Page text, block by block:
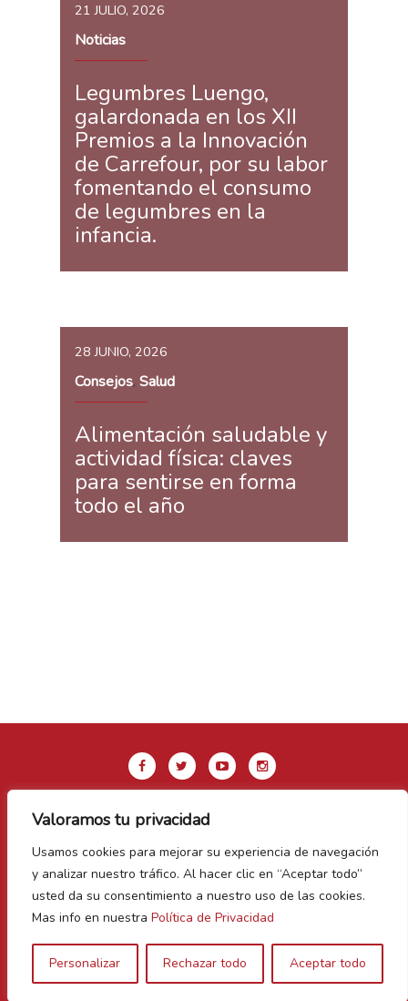
Valoramos tu privacidad
Usamos cookies para mejorar su experiencia de navegación
y analizar nuestro tráfico. Al hacer clic en “Aceptar todo”
usted da su consentimiento a nuestro uso de las cookies.
Mas info en nuestra Política de Privacidad
Personalizar Rechazar todo Aceptar todo
21 JULIO, 2026
Noticias
Legumbres Luengo,
galardonada en los XII
Premios a la Innovación
de Carrefour, por su labor
fomentando el consumo
de legumbres en la
infancia.
28 JUNIO, 2026
Consejos, Salud
Alimentación saludable y
actividad física: claves
para sentirse en forma
todo el año
Aviso legal y Política de privacidad
Política de Cookies
Contacto
Canal de Denuncias